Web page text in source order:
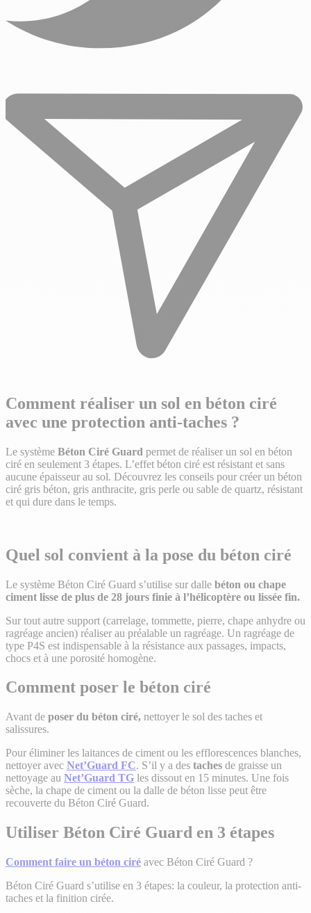
Comment réaliser un sol en béton ciré
avec une protection anti-taches ?
Le système Béton Ciré Guard permet de réaliser un sol en béton
ciré en seulement 3 étapes. L’effet béton ciré est résistant et sans
aucune épaisseur au sol. Découvrez les conseils pour créer un béton
ciré gris béton, gris anthracite, gris perle ou sable de quartz, résistant
et qui dure dans le temps.
Quel sol convient à la pose du béton ciré
Le système Béton Ciré Guard s’utilise sur dalle béton ou chape
ciment lisse de plus de 28 jours finie à l’hélicoptère ou lissée fin.
Sur tout autre support (carrelage, tommette, pierre, chape anhydre ou
ragréage ancien) réaliser au préalable un ragréage. Un ragréage de
type P4S est indispensable à la résistance aux passages, impacts,
chocs et à une porosité homogène.
Comment poser le béton ciré
Avant de poser du béton ciré, nettoyer le sol des taches et
salissures.
Pour éliminer les laitances de ciment ou les efflorescences blanches,
nettoyer avec Net’Guard FC. S’il y a des taches de graisse un
nettoyage au Net’Guard TG les dissout en 15 minutes. Une fois
sèche, la chape de ciment ou la dalle de béton lisse peut être
recouverte du Béton Ciré Guard.
Utiliser Béton Ciré Guard en 3 étapes
Comment faire un béton ciré avec Béton Ciré Guard ?
Béton Ciré Guard s’utilise en 3 étapes: la couleur, la protection anti-
taches et la finition cirée.